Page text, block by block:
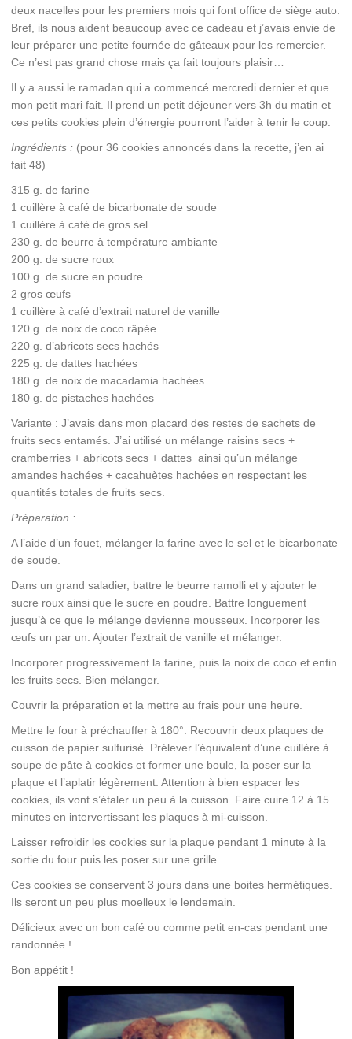
deux nacelles pour les premiers mois qui font office de siège auto.
Bref, ils nous aident beaucoup avec ce cadeau et j’avais envie de
leur préparer une petite fournée de gâteaux pour les remercier.
Ce n’est pas grand chose mais ça fait toujours plaisir…
Il y a aussi le ramadan qui a commencé mercredi dernier et que
mon petit mari fait. Il prend un petit déjeuner vers 3h du matin et
ces petits cookies plein d’énergie pourront l’aider à tenir le coup.
Ingrédients : (pour 36 cookies annoncés dans la recette, j’en ai
fait 48)
315 g. de farine
1 cuillère à café de bicarbonate de soude
1 cuillère à café de gros sel
230 g. de beurre à température ambiante
200 g. de sucre roux
100 g. de sucre en poudre
2 gros œufs
1 cuillère à café d’extrait naturel de vanille
120 g. de noix de coco râpée
220 g. d’abricots secs hachés
225 g. de dattes hachées
180 g. de noix de macadamia hachées
180 g. de pistaches hachées
Variante : J’avais dans mon placard des restes de sachets de
fruits secs entamés. J’ai utilisé un mélange raisins secs +
cramberries + abricots secs + dattes ainsi qu’un mélange
amandes hachées + cacahuètes hachées en respectant les
quantités totales de fruits secs.
Préparation :
A l’aide d’un fouet, mélanger la farine avec le sel et le bicarbonate
de soude.
Dans un grand saladier, battre le beurre ramolli et y ajouter le
sucre roux ainsi que le sucre en poudre. Battre longuement
jusqu’à ce que le mélange devienne mousseux. Incorporer les
œufs un par un. Ajouter l’extrait de vanille et mélanger.
Incorporer progressivement la farine, puis la noix de coco et enfin
les fruits secs. Bien mélanger.
Couvrir la préparation et la mettre au frais pour une heure.
Mettre le four à préchauffer à 180°. Recouvrir deux plaques de
cuisson de papier sulfurisé. Prélever l’équivalent d’une cuillère à
soupe de pâte à cookies et former une boule, la poser sur la
plaque et l’aplatir légèrement. Attention à bien espacer les
cookies, ils vont s’étaler un peu à la cuisson. Faire cuire 12 à 15
minutes en intervertissant les plaques à mi-cuisson.
Laisser refroidir les cookies sur la plaque pendant 1 minute à la
sortie du four puis les poser sur une grille.
Ces cookies se conservent 3 jours dans une boites hermétiques.
Ils seront un peu plus moelleux le lendemain.
Délicieux avec un bon café ou comme petit en-cas pendant une
randonnée !
Bon appétit !